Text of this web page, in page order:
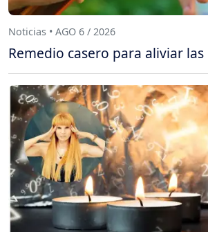
Noticias • AGO 6 / 2026
Remedio casero para aliviar